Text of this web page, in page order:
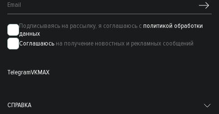
Подписываясь на рассылку, я соглашаюсь с политикой обработки
данных
Соглашаюсь на получение новостных и рекламных сообщений
TelegramVKMAX
СПРАВКА